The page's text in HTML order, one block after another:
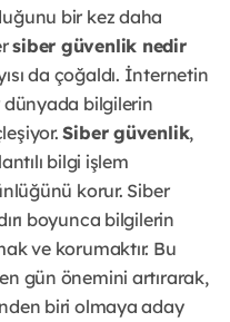
bir kez daha
siber güvenlik nedir
da çoğaldı. İnternetin
dünyada bilgilerin
Siber güvenlik,
bilgi işlem
korur. Siber
boyunca bilgilerin
ve korumaktır. Bu
gün önemini artırarak,
biri olmaya aday